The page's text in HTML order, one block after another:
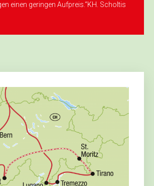
einen geringen Aufpreis.“KH. Scholtis